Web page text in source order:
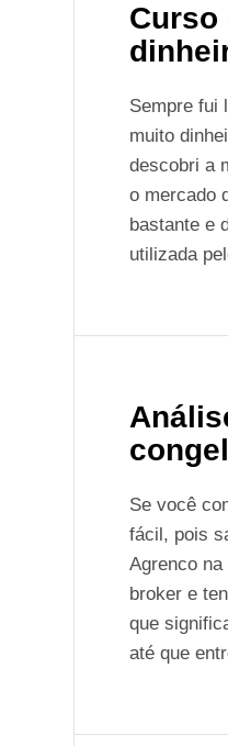
Curso
Sempre fui
muito
descobri a
o mercado
bastante e
utilizada
Se você
fácil, pois
Agrenco
broker e
que
até que